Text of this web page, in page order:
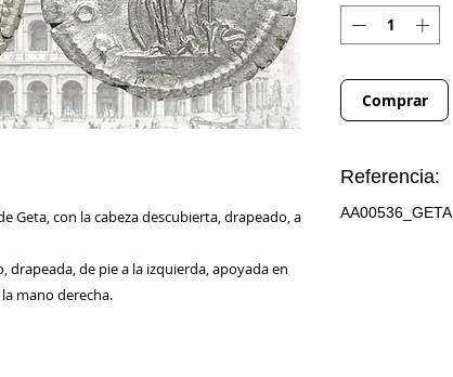
Geta, con la cabeza descubierta, drapeado, a
drapeada, de pie a la izquierda, apoyada en
mano derecha.
Comprar
Referencia:
AA00536_GETA